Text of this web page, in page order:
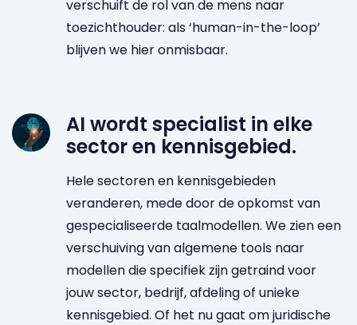
verschuift de rol van de mens naar
toezichthouder: als ‘human-in-the-loop’
blijven we hier onmisbaar.
AI wordt specialist in elke
sector en kennisgebied.
Hele sectoren en kennisgebieden
veranderen, mede door de opkomst van
gespecialiseerde taalmodellen. We zien een
verschuiving van algemene tools naar
modellen die specifiek zijn getraind voor
jouw sector, bedrijf, afdeling of unieke
kennisgebied. Of het nu gaat om juridische